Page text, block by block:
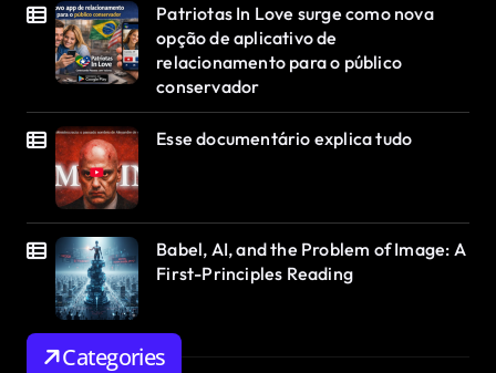
Patriotas In Love surge como nova
opção de aplicativo de
relacionamento para o público
conservador
Esse documentário explica tudo
Babel, AI, and the Problem of Image: A
First-Principles Reading
Categories